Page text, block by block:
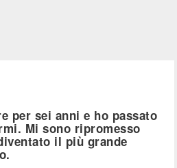
per sei anni e ho passato
Mi sono ripromesso
il più grande